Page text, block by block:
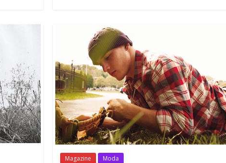
Magazine Moda